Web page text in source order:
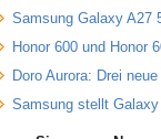
Samsung Galaxy A27
Honor 600 und Honor
Doro Aurora: Drei
Samsung stellt